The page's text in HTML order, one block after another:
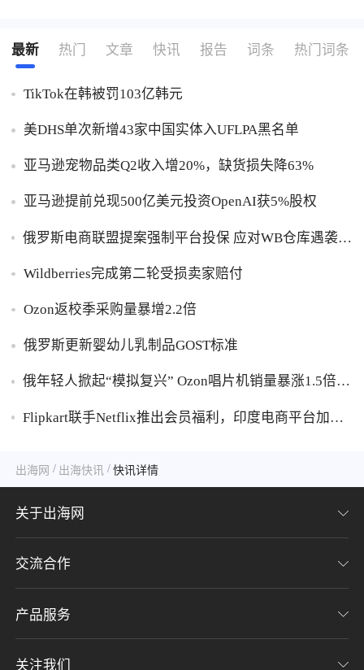
最新 热门 文章 快讯 报告 词条 热门词条
TikTok在韩被罚103亿韩元
美DHS单次新增43家中国实体入UFLPA黑名单
亚马逊宠物品类Q2收入增20%，缺货损失降63%
亚马逊提前兑现500亿美元投资OpenAI获5%股权
俄罗斯电商联盟提案强制平台投保 应对WB仓库遇袭卖
Wildberries完成第二轮受损卖家赔付
Ozon返校季采购量暴增2.2倍
俄罗斯更新婴幼儿乳制品GOST标准
俄年轻人掀起“模拟复兴” Ozon唱片机销量暴涨1.5倍黑
Flipkart联手Netflix推出会员福利，印度电商平台加码
出海网 / 出海快讯 / 快讯详情
关于出海网
关于我们
加入我们
交流合作
联系我们
意见反馈
产品服务
关注我们